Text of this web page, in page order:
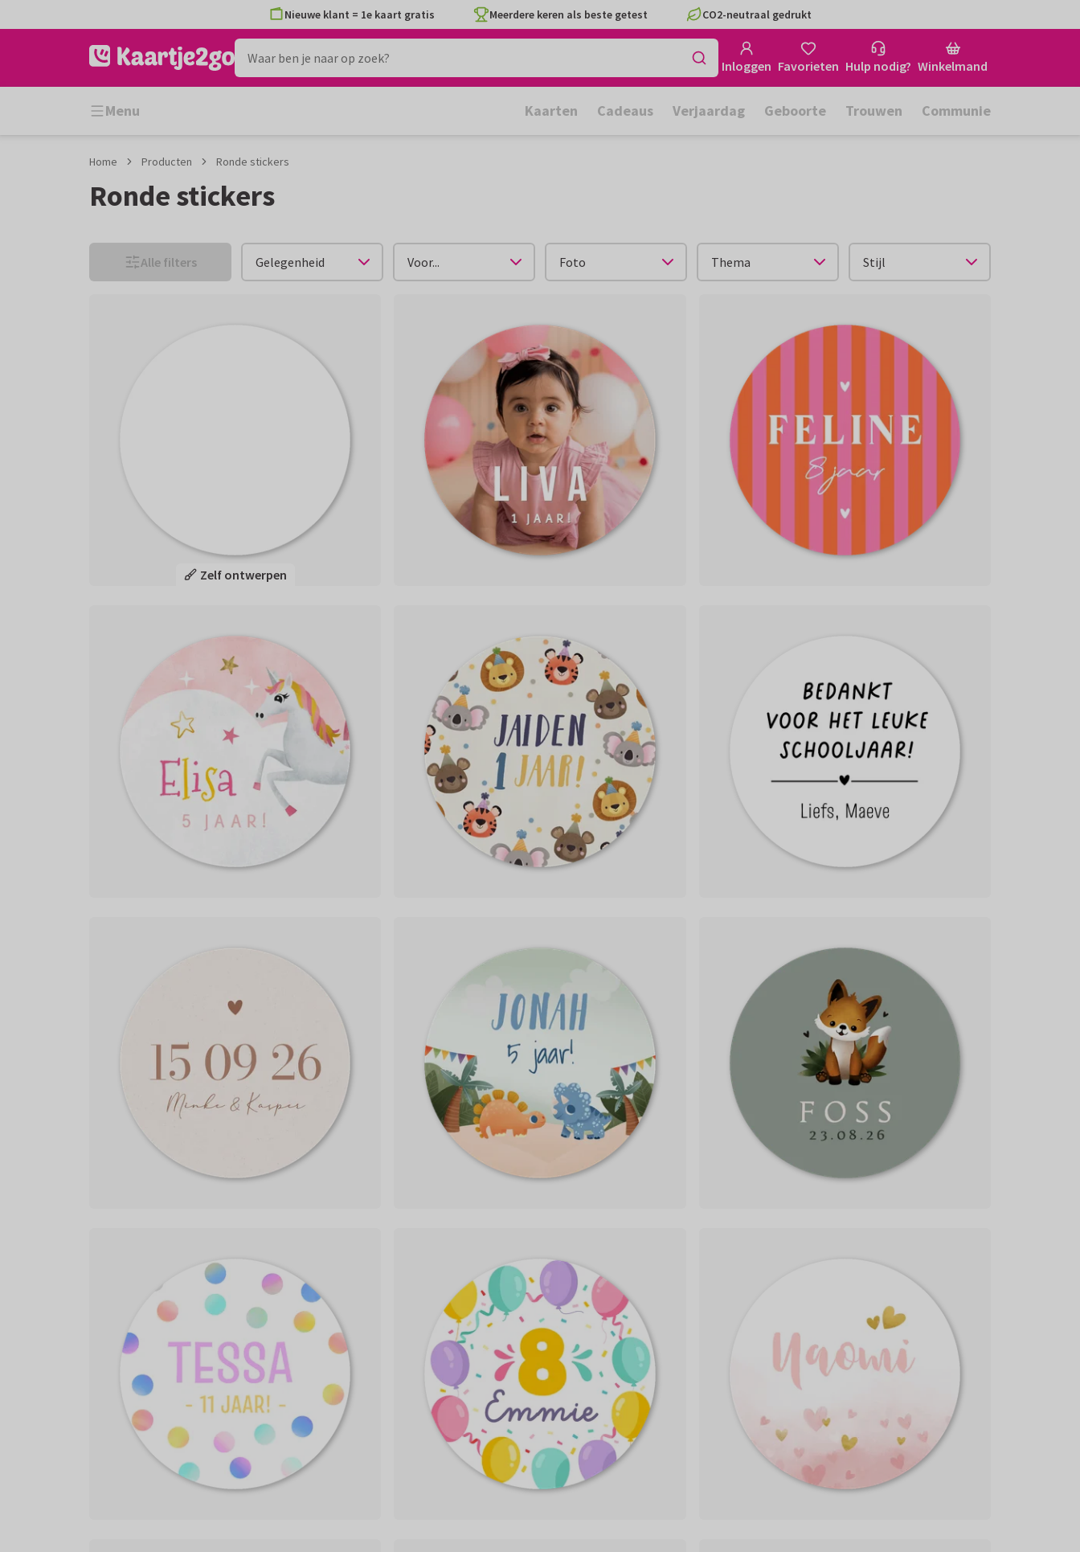
naar
naar
Nieuwe klant = 1e kaart gratis Meerdere keren als beste getest CO2-neutraal gedrukt
Inloggen Favorieten Hulp nodig? Winkelmand
Menu Kaarten Cadeaus Verjaardag Geboorte Trouwen Communie
Home Producten Ronde stickers
Ronde stickers
Alle filters Gelegenheid Voor... Foto Thema Stijl
Zelf ontwerpen